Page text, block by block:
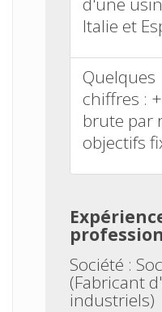
Italie et
Quelques
chiffres :
brute par
objectifs
Société :
(Fabricant
industriels)